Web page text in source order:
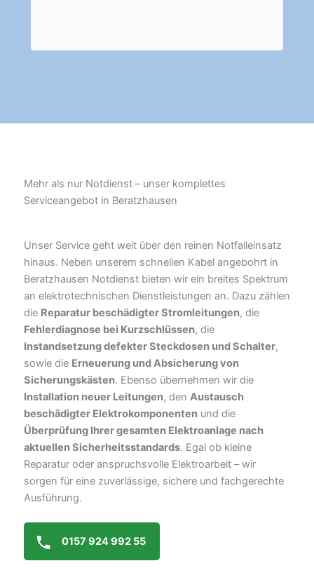
Mehr als nur Notdienst – unser komplettes
Serviceangebot in Beratzhausen
Unser Service geht weit über den reinen Notfalleinsatz
hinaus. Neben unserem schnellen Kabel angebohrt in
Beratzhausen Notdienst bieten wir ein breites Spektrum
an elektrotechnischen Dienstleistungen an. Dazu zählen
die Reparatur beschädigter Stromleitungen, die
Fehlerdiagnose bei Kurzschlüssen, die
Instandsetzung defekter Steckdosen und Schalter,
sowie die Erneuerung und Absicherung von
Sicherungskästen. Ebenso übernehmen wir die
Installation neuer Leitungen, den Austausch
beschädigter Elektrokomponenten und die
Überprüfung Ihrer gesamten Elektroanlage nach
aktuellen Sicherheitsstandards. Egal ob kleine
Reparatur oder anspruchsvolle Elektroarbeit – wir
sorgen für eine zuverlässige, sichere und fachgerechte
Ausführung.
0157 924 992 55